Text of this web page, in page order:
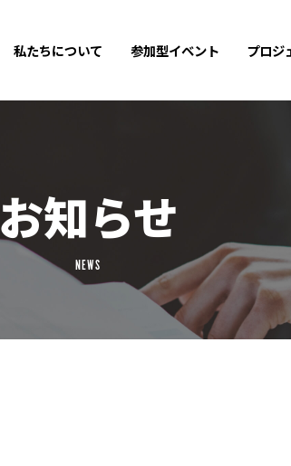
私たちについて 参加型イベント プロジ
お知らせ
NEWS